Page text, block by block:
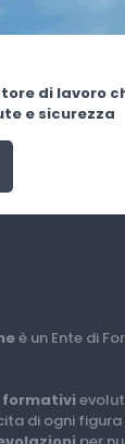
di lavoro
e sicurezza
è un Ente di
di ogni